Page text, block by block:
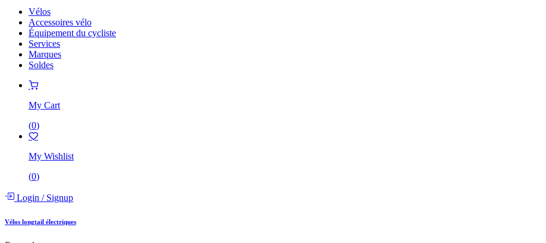
Vélos
Accessoires vélo
Équipement du cycliste
Services
Marques
Soldes
My Cart
(0)
My Wishlist
(0)
Login /Signup
Vélos longtail électriques